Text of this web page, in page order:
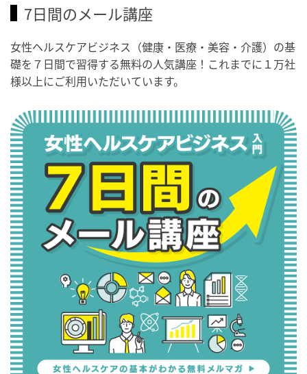
7日間のメール講座
女性ヘルスケアビジネス（健康・医療・美容・介護）の基
礎を７日間で習得する無料の人気講座！これまでに１万社
様以上にご利用いただいています。